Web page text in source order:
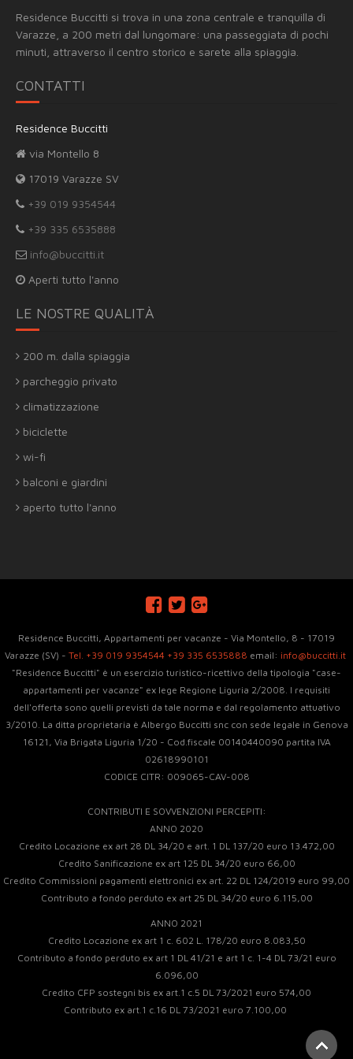
Residence Buccitti si trova in una zona centrale e tranquilla di
Varazze, a 200 metri dal lungomare: una passeggiata di pochi
minuti, attraverso il centro storico e sarete alla spiaggia.
CONTATTI
Residence Buccitti
via Montello 8
17019 Varazze SV
+39 019 9354544
+39 335 6535888
info@buccitti.it
Aperti tutto l'anno
LE NOSTRE QUALITÀ
200 m. dalla spiaggia
parcheggio privato
climatizzazione
biciclette
wi-fi
balconi e giardini
aperto tutto l'anno
Residence Buccitti, Appartamenti per vacanze - Via Montello, 8 - 17019
Varazze (SV) - Tel. +39 019 9354544 +39 335 6535888 email: info@buccitti.it
"Residence Buccitti" è un esercizio turistico-ricettivo della tipologia "case-
appartamenti per vacanze" ex lege Regione Liguria 2/2008. I requisiti
dell'offerta sono quelli previsti da tale norma e dal regolamento attuativo
3/2010. La ditta proprietaria è Albergo Buccitti snc con sede legale in Genova
16121, Via Brigata Liguria 1/20 - Cod.fiscale 00140440090 partita IVA
02618990101
CODICE CITR: 009065-CAV-008
CONTRIBUTI E SOVVENZIONI PERCEPITI:
ANNO 2020
Credito Locazione ex art 28 DL 34/20 e art. 1 DL 137/20 euro 13.472,00
Credito Sanificazione ex art 125 DL 34/20 euro 66,00
Credito Commissioni pagamenti elettronici ex art. 22 DL 124/2019 euro 99,00
Contributo a fondo perduto ex art 25 DL 34/20 euro 6.115,00
ANNO 2021
Credito Locazione ex art 1 c. 602 L. 178/20 euro 8.083,50
Contributo a fondo perduto ex art 1 DL 41/21 e art 1 c. 1-4 DL 73/21 euro
6.096,00
Credito CFP sostegni bis ex art.1 c.5 DL 73/2021 euro 574,00
Contributo ex art.1 c.16 DL 73/2021 euro 7.100,00